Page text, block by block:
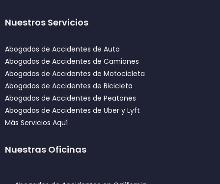
Nuestros Servicios
Abogados de Accidentes de Auto
Abogados de Accidentes de Camiones
Abogados de Accidentes de Motocicleta
Abogados de Accidentes de Bicicleta
Abogados de Accidentes de Peatones
Abogados de Accidentes de Uber y Lyft
Más Servicios Aquí
Nuestras Oficinas